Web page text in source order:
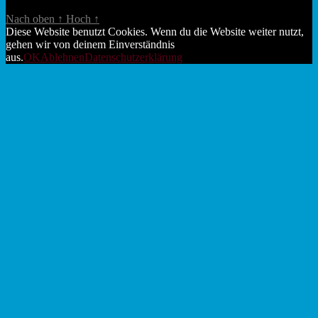
Nach oben ↑ Hoch ↑
Diese Website benutzt Cookies. Wenn du die Website weiter nutzt,
gehen wir von deinem Einverständnis
aus.OKAblehnenDatenschutzerklärung